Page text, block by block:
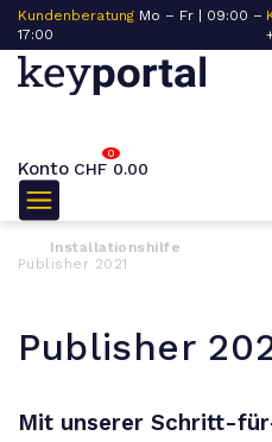
Kundenberatung Mo – Fr | 09:00 –
17:00
Konto
0
CHF 0.00
Installationshilfe
Publisher 2021
Publisher
Mit unserer Schritt-